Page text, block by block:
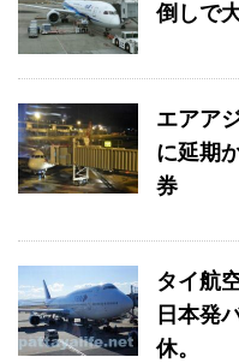
倒しで
エアア
に延期
券
タイ航
日本発
休。